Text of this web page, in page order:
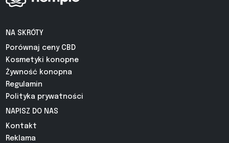
NA SKRÓTY
Porównaj ceny CBD
Kosmetyki konopne
Żywność konopna
Regulamin
Polityka prywatności
NAPISZ DO NAS
Kontakt
Reklama